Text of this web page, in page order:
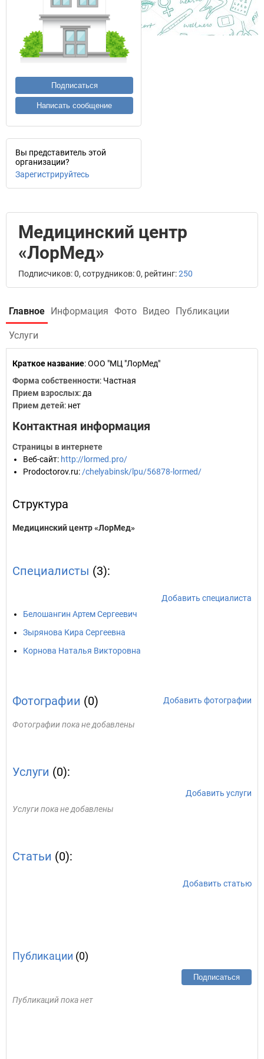
Подписаться
Написать сообщение
Вы представитель этой
организации?
Зарегистрируйтесь
Медицинский центр
«ЛорМед»
Подписчиков: 0, сотрудников: 0, рейтинг:250
Главное Информация Фото Видео Публикации
Услуги
Краткое название:ООО "МЦ "ЛорМед"
Форма собственности: Частная
Прием взрослых: да
Прием детей: нет
Контактная информация
Страницы в интернете
Веб-сайт: http://lormed.pro/
Prodoctorov.ru: /chelyabinsk/lpu/56878-lormed/
Структура
Медицинский центр «ЛорМед»
Специалисты (3):
Добавить специалиста
Белошангин Артем Сергеевич
Зырянова Кира Сергеевна
Корнова Наталья Викторовна
Фотографии (0) Добавить фотографии
Фотографии пока не добавлены
Услуги (0):
Добавить услуги
Услуги пока не добавлены
Статьи (0):
Добавить статью
Публикации (0)
Подписаться
Публикаций пока нет